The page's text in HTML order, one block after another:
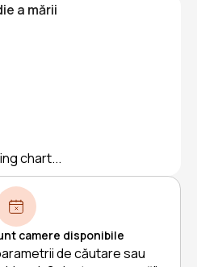
a mării
chart...
camere disponibile
de căutare sau